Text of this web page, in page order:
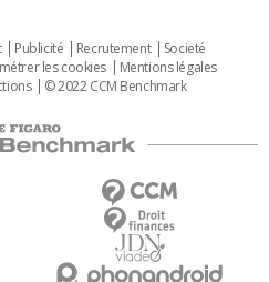
Publicité Recrutement
Societé
les cookies
Mentions légales
© 2022 CCM Benchmark